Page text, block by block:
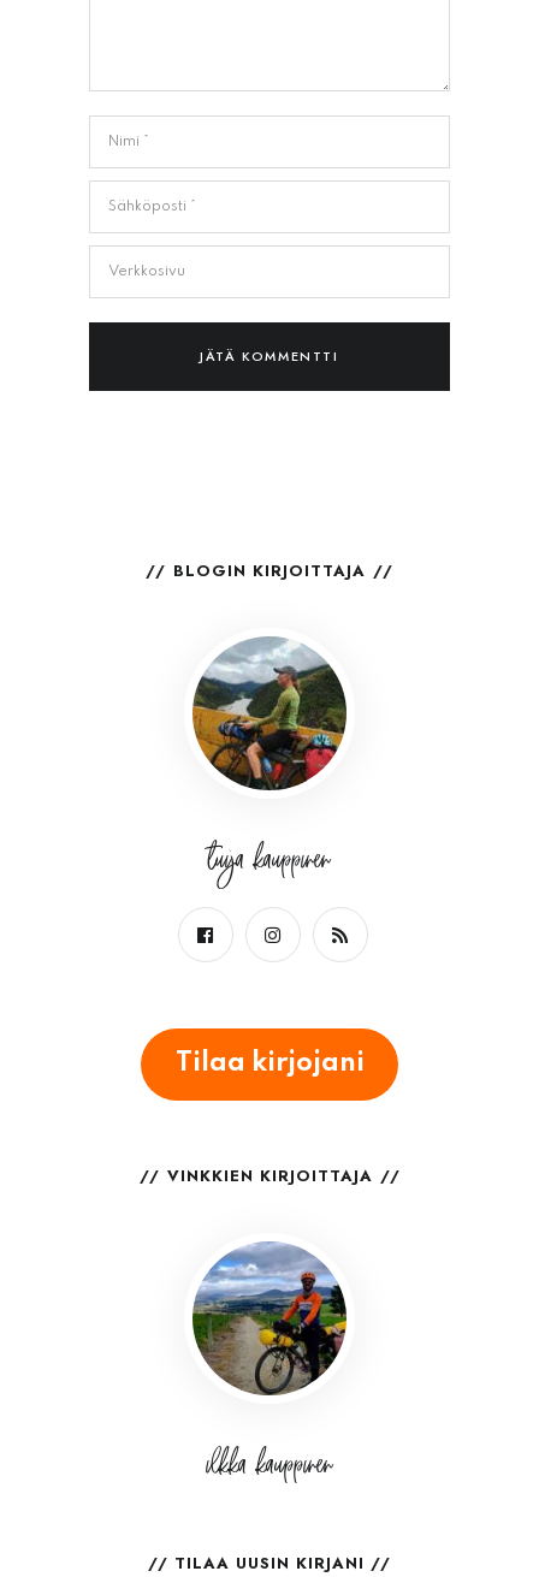
BLOGIN KIRJOITTAJA
tuija kauppinen
Tilaa kirjojani
VINKKIEN KIRJOITTAJA
ilkka kauppinen
TILAA UUSIN KIRJANI